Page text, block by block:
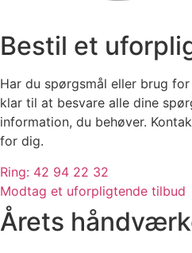
Bestil et
Har du spørgsmål eller brug
klar til at besvare alle dine
information, du behøver.
for dig.
Ring: 42 94 22 32
Modtag et uforpligtende tilbud
Årets